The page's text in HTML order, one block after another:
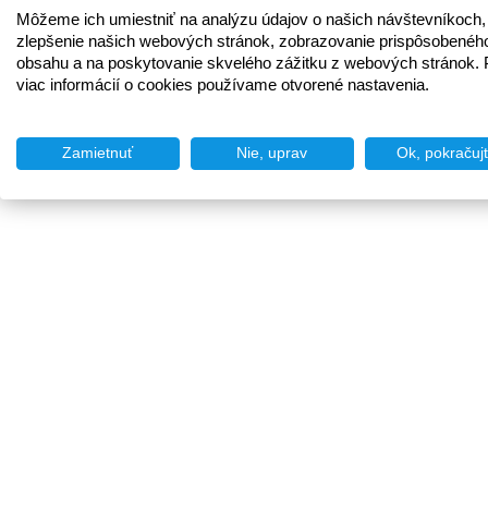
Môžeme ich umiestniť na analýzu údajov o našich
zlepšenie našich webových stránok, zobrazovanie
obsahu a na poskytovanie skvelého zážitku z webových stránok.
viac informácií o cookies používame otvorené nastavenia.
Zamietnuť Nie, uprav Ok,